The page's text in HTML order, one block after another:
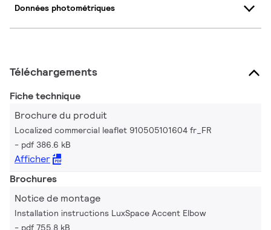
Données photométriques
Téléchargements
Fiche technique
Brochure du produit
Localized commercial leaflet 910505101604 fr_FR
pdf 386.6 kB
Afficher
Brochures
Notice de montage
Installation instructions LuxSpace Accent Elbow
pdf 755.8 kB